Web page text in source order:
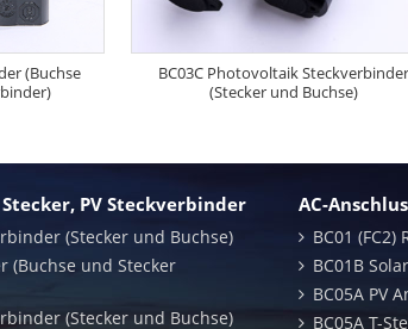
(Buchse
BC03C Photovoltaik Steckverbinder
(Stecker und Buchse)
PV Steckverbinder
(Stecker und Buchse)
(Buchse und Stecker
(Stecker und Buchse)
AC-
BC01
BC01B
BC05A PV
BC05A T-